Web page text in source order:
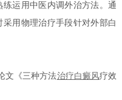
运用中医内调外治方法。通
用物理治疗手段针对外部白
文《三种方法治疗白癜风疗效